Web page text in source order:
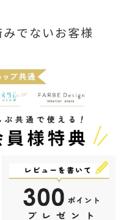
でないお客様